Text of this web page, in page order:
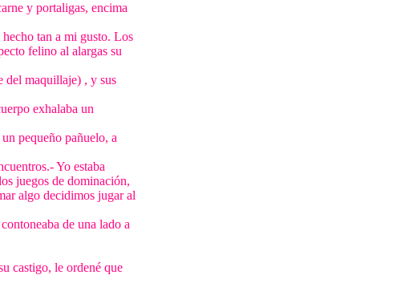
y portaligas, encima
tan a mi gusto. Los
felino al alargas su
del maquillaje) , y sus
exhalaba un
pequeño pañuelo, a
Yo estaba
juegos de dominación,
algo decidimos jugar al
de una lado a
castigo, le ordené que